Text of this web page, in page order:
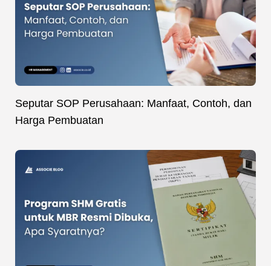
Seputar SOP Perusahaan: Manfaat, Contoh, dan
Harga Pembuatan